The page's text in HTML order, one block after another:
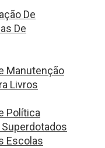
De
De
Manutenção
Livros
Política
Escolas